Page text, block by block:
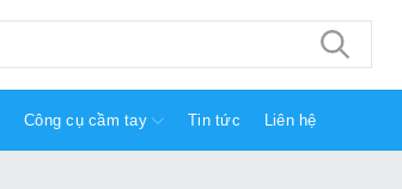
Công cụ cầm tay Tin tức Liên hệ